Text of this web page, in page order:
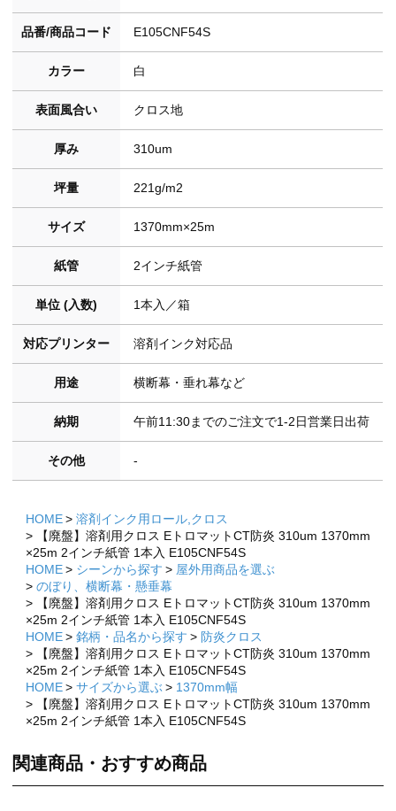
品番/商品コード E105CNF54S
カラー 白
表面風合い クロス地
厚み 310um
坪量 221g/m2
サイズ 1370mm×25m
紙管 2インチ紙管
単位 (入数) 1本入／箱
対応プリンター 溶剤インク対応品
用途 横断幕・垂れ幕など
納期 午前11:30までのご注文で1-2日営業日出荷
その他 -
HOME
溶剤インク用ロール,クロス
【廃盤】溶剤用クロス EトロマットCT防炎 310um 1370mm
×25m 2インチ紙管 1本入 E105CNF54S
HOME
シーンから探す
屋外用商品を選ぶ
のぼり、横断幕・懸垂幕
【廃盤】溶剤用クロス EトロマットCT防炎 310um 1370mm
×25m 2インチ紙管 1本入 E105CNF54S
HOME
銘柄・品名から探す
防炎クロス
【廃盤】溶剤用クロス EトロマットCT防炎 310um 1370mm
×25m 2インチ紙管 1本入 E105CNF54S
HOME
サイズから選ぶ
1370mm幅
【廃盤】溶剤用クロス EトロマットCT防炎 310um 1370mm
×25m 2インチ紙管 1本入 E105CNF54S
関連商品・おすすめ商品